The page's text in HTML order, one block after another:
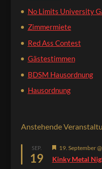
No Limits University
Zimmermiete
Red Ass Contest
Gästestimmen
BDSM Hausordnung
Hausordnung
Anstehende
SEP.
19
Hervorgehoben
19. September
Kinky Metal